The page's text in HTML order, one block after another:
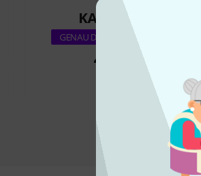
KAUFTEN
GENAU DIESES PRODUKT
49 €